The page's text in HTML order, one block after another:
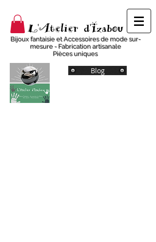
L'Atelier d'Izabou
Bijoux fantaisie et Accessoires de mode sur-
mesure - Fabrication artisanale
Pièces uniques
Blog